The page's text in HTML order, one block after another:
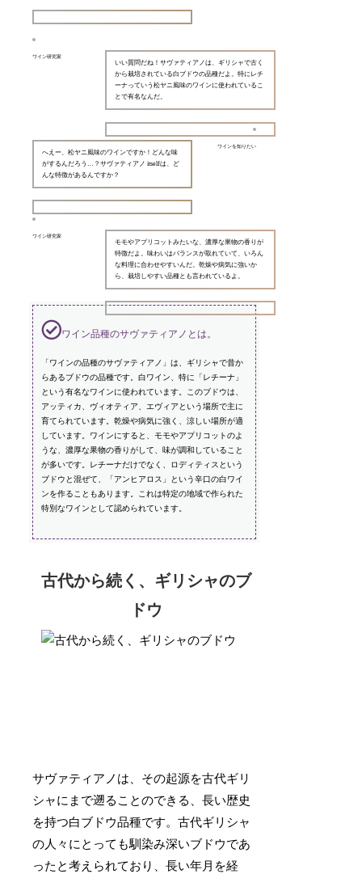
ワイン研究家
いい質問だね！サヴァティアノは、ギリシャで古く
から栽培されている白ブドウの品種だよ。特にレチ
ーナっていう松ヤニ風味のワインに使われているこ
とで有名なんだ。
ワインを知りたい
へえー、松ヤニ風味のワインですか！どんな味
がするんだろう…？サヴァティアノ itselfは、ど
んな特徴があるんですか？
ワイン研究家
モモやアプリコットみたいな、濃厚な果物の香りが
特徴だよ。味わいはバランスが取れていて、いろん
な料理に合わせやすいんだ。乾燥や病気に強いか
ら、栽培しやすい品種とも言われているよ。
ワイン品種のサヴァティアノとは。
「ワインの品種のサヴァティアノ」は、ギリシャで昔か
らあるブドウの品種です。白ワイン、特に「レチーナ」
という有名なワインに使われています。このブドウは、
アッティカ、ヴィオティア、エヴィアという場所で主に
育てられています。乾燥や病気に強く、涼しい場所が適
しています。ワインにすると、モモやアプリコットのよ
うな、濃厚な果物の香りがして、味が調和していること
が多いです。レチーナだけでなく、ロディティスという
ブドウと混ぜて、「アンヒアロス」という辛口の白ワイ
ンを作ることもあります。これは特定の地域で作られた
特別なワインとして認められています。
古代から続く、ギリシャのブ
ドウ
サヴァティアノは、その起源を古代ギリ
シャにまで遡ることのできる、長い歴史
を持つ白ブドウ品種です。古代ギリシャ
の人々にとっても馴染み深いブドウであ
ったと考えられており、長い年月を経